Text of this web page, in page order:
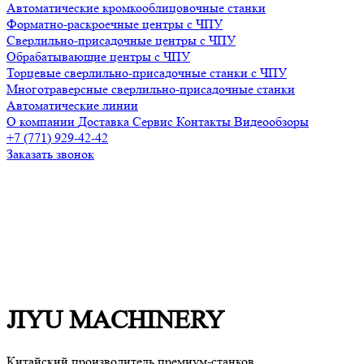
Автоматические кромкооблицовочные станки
Форматно-раскроечные центры с ЧПУ
Сверлильно-присадочные центры с ЧПУ
Обрабатывающие центры с ЧПУ
Торцевые сверлильно-присадочные станки с ЧПУ
Многотраверсные сверлильно-присадочные станки
Автоматические линии
О компании Доставка Сервис Контакты Видеообзоры
+7 (771) 929-42-42
Заказать звонок
JIYU MACHINERY